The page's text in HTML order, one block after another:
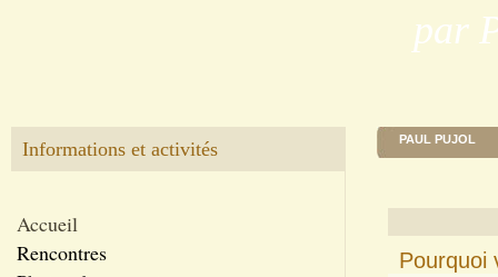
par
Informations et activités
Accueil
Rencontres
PAUL PUJOL
Pourquoi